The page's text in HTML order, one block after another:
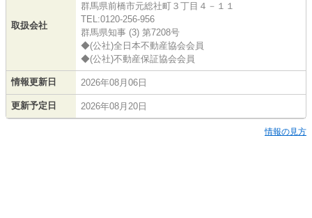
取扱会社
群馬県前橋市元総社町３丁目４－１１
TEL:0120-256-956
群馬県知事 (3) 第7208号
◆(公社)全日本不動産協会会員
◆(公社)不動産保証協会会員
情報更新日 2026年08月06日
更新予定日 2026年08月20日
情報の見方